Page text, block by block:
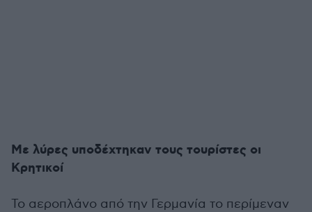
Με λύρες υποδέχτηκαν τους τουρίστες οι
Κρητικοί
Το αεροπλάνο από την Γερμανία το περίμεναν